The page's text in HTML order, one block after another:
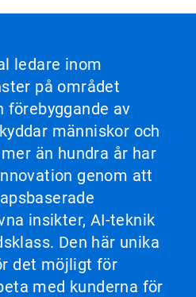
ledare inom
på området
förebyggande av
människor och
än hundra år har
genom att
insikter, AI-teknik
Den här unika
det möjligt för
med kunderna för